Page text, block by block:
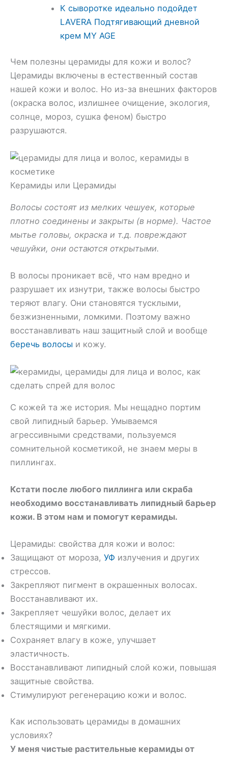
К сыворотке идеально подойдет
LAVERA Подтягивающий дневной
крем MY AGE
Чем полезны церамиды для кожи и волос?
Церамиды включены в естественный состав
нашей кожи и волос. Но из-за внешних факторов
(окраска волос, излишнее очищение, экология,
солнце, мороз, сушка феном) быстро
разрушаются.
Керамиды или Церамиды
Волосы состоят из мелких чешуек, которые
плотно соединены и закрыты (в норме). Частое
мытье головы, окраска и т.д. повреждают
чешуйки, они остаются открытыми.
В волосы проникает всё, что нам вредно и
разрушает их изнутри, также волосы быстро
теряют влагу. Они становятся тусклыми,
безжизненными, ломкими. Поэтому важно
восстанавливать наш защитный слой и вообще
беречь волосы и кожу.
С кожей та же история. Мы нещадно портим
свой липидный барьер. Умываемся
агрессивными средствами, пользуемся
сомнительной косметикой, не знаем меры в
пиллингах.
Кстати после любого пиллинга или скраба
необходимо восстанавливать липидный барьер
кожи. В этом нам и помогут керамиды.
Церамиды: свойства для кожи и волос:
Защищают от мороза, УФ излучения и других
стрессов.
Закрепляют пигмент в окрашенных волосах.
Восстанавливают их.
Закрепляет чешуйки волос, делает их
блестящими и мягкими.
Сохраняет влагу в коже, улучшает
эластичность.
Восстанавливают липидный слой кожи, повышая
защитные свойства.
Стимулируют регенерацию кожи и волос.
Как использовать церамиды в домашних
условиях?
У меня чистые растительные керамиды от